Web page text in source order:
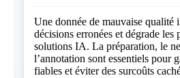
Une donnée de mauvaise qualité
décisions erronées et dégrade les
solutions IA. La préparation, le
l’annotation sont essentiels pour
fiables et éviter des surcoûts